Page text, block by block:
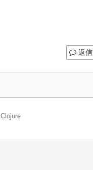
返信
Clojure